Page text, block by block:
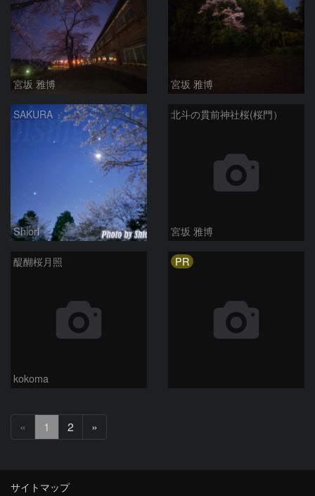
宮坂 雅博 宮坂 雅博
SAKURA
Shiori
北斗の貫前神社桜(桜門）
宮坂 雅博
醍醐桜月照
kokoma
PR
« 1 2 »
へ
サイトマップ